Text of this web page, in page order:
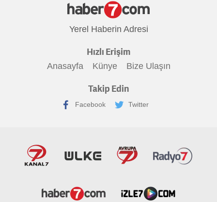
Yerel Haberin Adresi
Hızlı Erişim
Anasayfa Künye Bize Ulaşın
Takip Edin
Facebook Twitter